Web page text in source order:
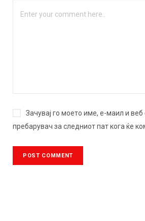
Зачувај го моето име, е-маил и веб
пребарувач за следниот пат кога ќе